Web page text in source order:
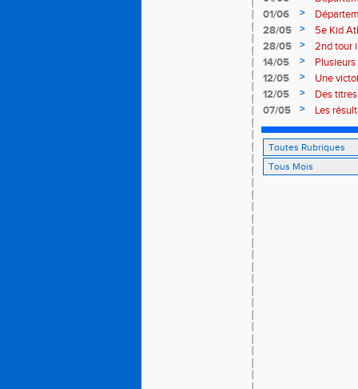
01/06
>
28/05
>
5e Kid
28/05
>
2nd tour
14/05
>
12/05
>
Une
12/05
>
Des
07/05
> Les